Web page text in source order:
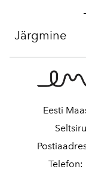
Järgmine
Eesti
Telefon: